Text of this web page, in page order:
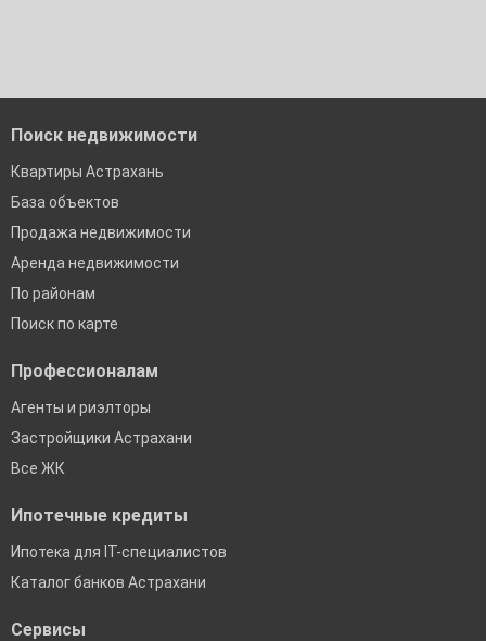
Поиск недвижимости
Квартиры Астрахань
База объектов
Продажа недвижимости
Аренда недвижимости
По районам
Поиск по карте
Профессионалам
Агенты и риэлторы
Застройщики Астрахани
Все ЖК
Ипотечные кредиты
Ипотека для IT-специалистов
Каталог банков Астрахани
Сервисы